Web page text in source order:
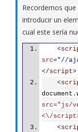
Recordemos
introducir un
cual este sería
<
src="//
</script>
<
src="js/
<\/
<